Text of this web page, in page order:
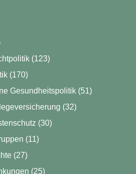
(123)
(170)
Gesundheitspolitik(51)
(32)
(30)
(11)
(27)
(25)